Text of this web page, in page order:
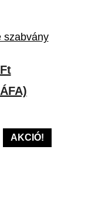
szabvány
FtÁrtartomány:
6,789Ft
6,990Ft
AKCIÓ!